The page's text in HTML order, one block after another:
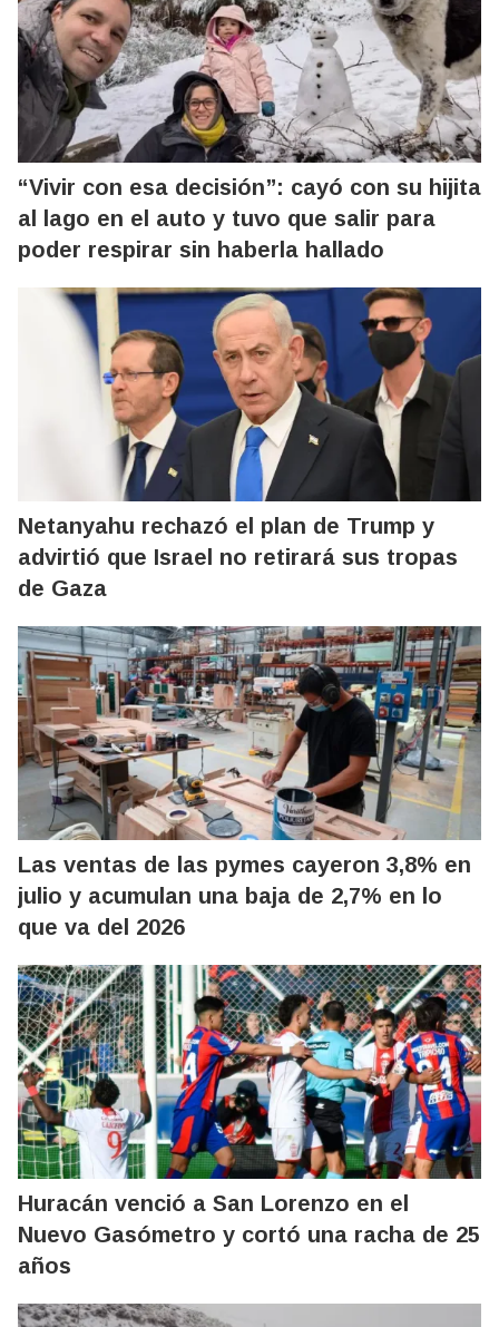
“Vivir con esa decisión”: cayó con su hijita
al lago en el auto y tuvo que salir para
poder respirar sin haberla hallado
Netanyahu rechazó el plan de Trump y
advirtió que Israel no retirará sus tropas
de Gaza
Las ventas de las pymes cayeron 3,8% en
julio y acumulan una baja de 2,7% en lo
que va del 2026
Huracán venció a San Lorenzo en el
Nuevo Gasómetro y cortó una racha de 25
años